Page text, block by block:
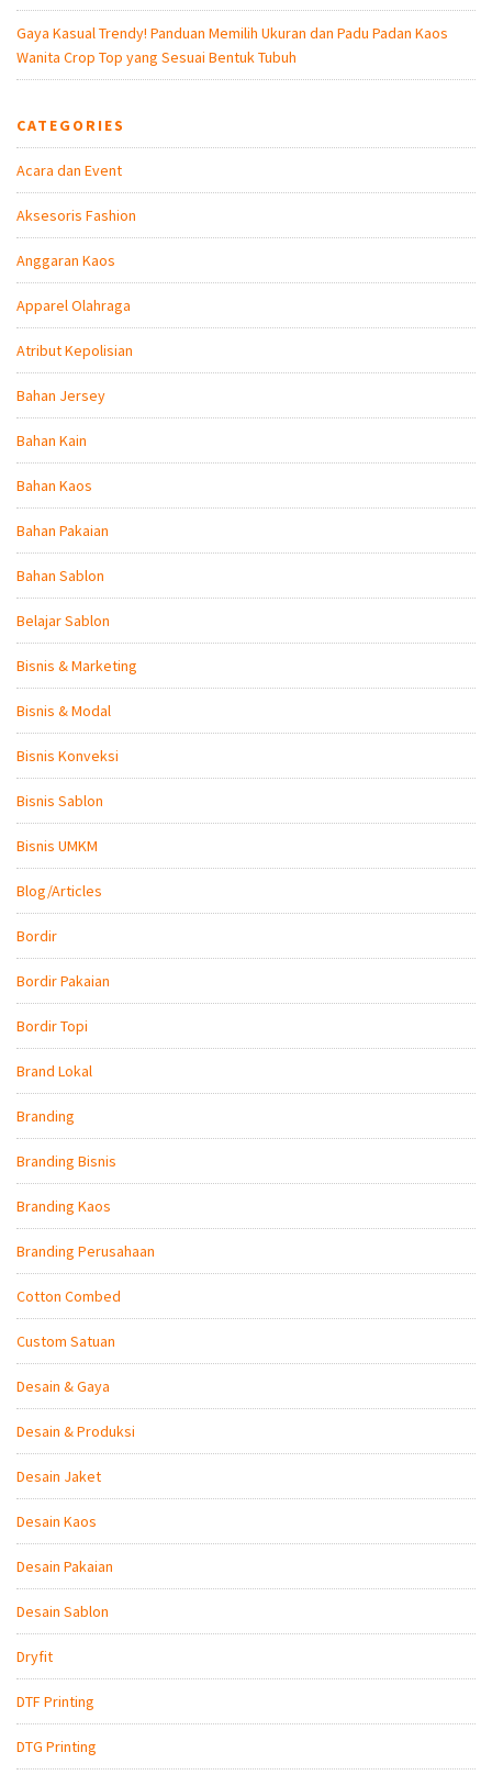
Gaya Kasual Trendy! Panduan Memilih Ukuran dan Padu Padan Kaos
Wanita Crop Top yang Sesuai Bentuk Tubuh
CATEGORIES
Acara dan Event
Aksesoris Fashion
Anggaran Kaos
Apparel Olahraga
Atribut Kepolisian
Bahan Jersey
Bahan Kain
Bahan Kaos
Bahan Pakaian
Bahan Sablon
Belajar Sablon
Bisnis & Marketing
Bisnis & Modal
Bisnis Konveksi
Bisnis Sablon
Bisnis UMKM
Blog/Articles
Bordir
Bordir Pakaian
Bordir Topi
Brand Lokal
Branding
Branding Bisnis
Branding Kaos
Branding Perusahaan
Cotton Combed
Custom Satuan
Desain & Gaya
Desain & Produksi
Desain Jaket
Desain Kaos
Desain Pakaian
Desain Sablon
Dryfit
DTF Printing
DTG Printing